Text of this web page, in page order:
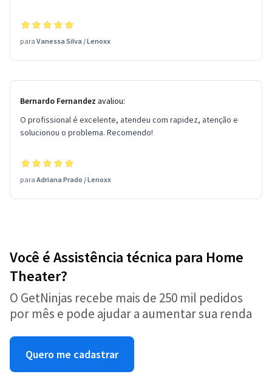
para Vanessa Silva /Lenoxx
Bernardo Fernandez avaliou:
O profissional é excelente, atendeu com rapidez, atenção e
solucionou o problema. Recomendo!
para Adriana Prado /Lenoxx
Você é Assistência técnica para Home
Theater?
O GetNinjas recebe mais de 250 mil pedidos
por mês e pode ajudar a aumentar sua renda
Quero me cadastrar